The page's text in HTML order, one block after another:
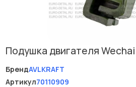
Подушка двигателя
БрендAVLKRAFT
Артикул70110909